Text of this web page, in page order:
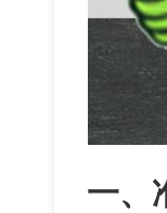
一、